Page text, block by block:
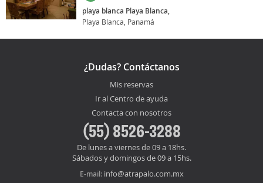
playa blanca Playa Blanca,
Playa Blanca, Panamá
¿Dudas? Contáctanos
Mis reservas
Ir al Centro de ayuda
Contacta con nosotros
(55) 8526-3288
De lunes a viernes de 09 a 18hs.
Sábados y domingos de 09 a 15hs.
E-mail: info@atrapalo.com.mx